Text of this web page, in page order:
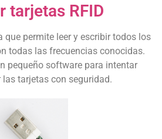
tarjetas RFID
que permite leer y escribir todos los
todas las frecuencias conocidas.
pequeño software para intentar
las tarjetas con seguridad.